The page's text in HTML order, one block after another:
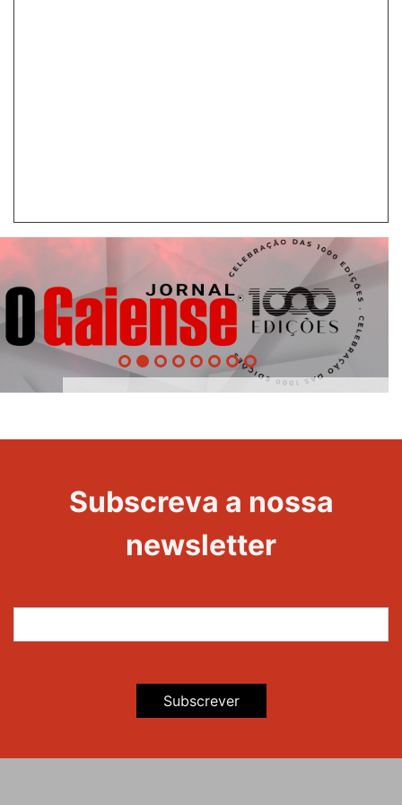
Evento
Subscreva a nossa
newsletter
Subscrever